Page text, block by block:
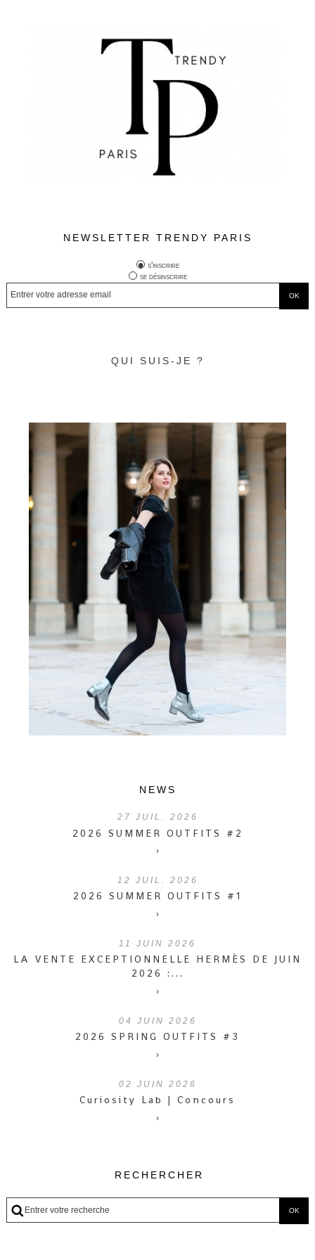
NEWSLETTER TRENDY PARIS
s'inscrire
se désinscrire
QUI SUIS-JE ?
NEWS
27 JUIL. 2026
2026 SUMMER OUTFITS #2
›
12 JUIL. 2026
2026 SUMMER OUTFITS #1
›
11 JUIN 2026
LA VENTE EXCEPTIONNELLE HERMÈS DE JUIN
2026 :...
›
04 JUIN 2026
2026 SPRING OUTFITS #3
›
02 JUIN 2026
Curiosity Lab | Concours
›
RECHERCHER